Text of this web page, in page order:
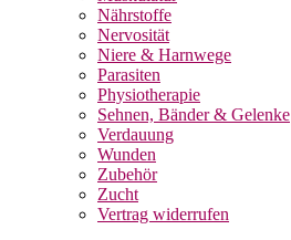
Nährstoffe
Nervosität
Niere & Harnwege
Parasiten
Physiotherapie
Sehnen, Bänder & Gelenke
Verdauung
Wunden
Zubehör
Zucht
Vertrag widerrufen